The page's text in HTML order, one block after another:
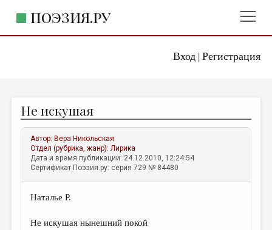
Вход| Регистрация
ПОЭЗИЯ.РУ
ЖАНРЫ
АВТОРЫ
КОММЕНТАРИИ
ЛИТСАЛОН
НОВОСТИ
ПРАВИЛА САЙТА
Не искушая
Автор: Вера Никольская
Отдел (рубрика, жанр):Лирика
Дата и время публикации: 24.12.2010, 12:24:54
Сертификат Поэзия.ру: серия 729 № 84480
Наталье Р.
Не искушая нынешний покой